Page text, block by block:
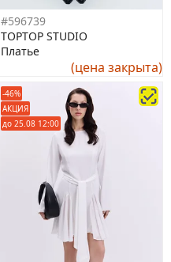
#596739
TOPTOP STUDIO
Платье
(цена закрыта)
-46%
АКЦИЯ
до 25.08 12:00